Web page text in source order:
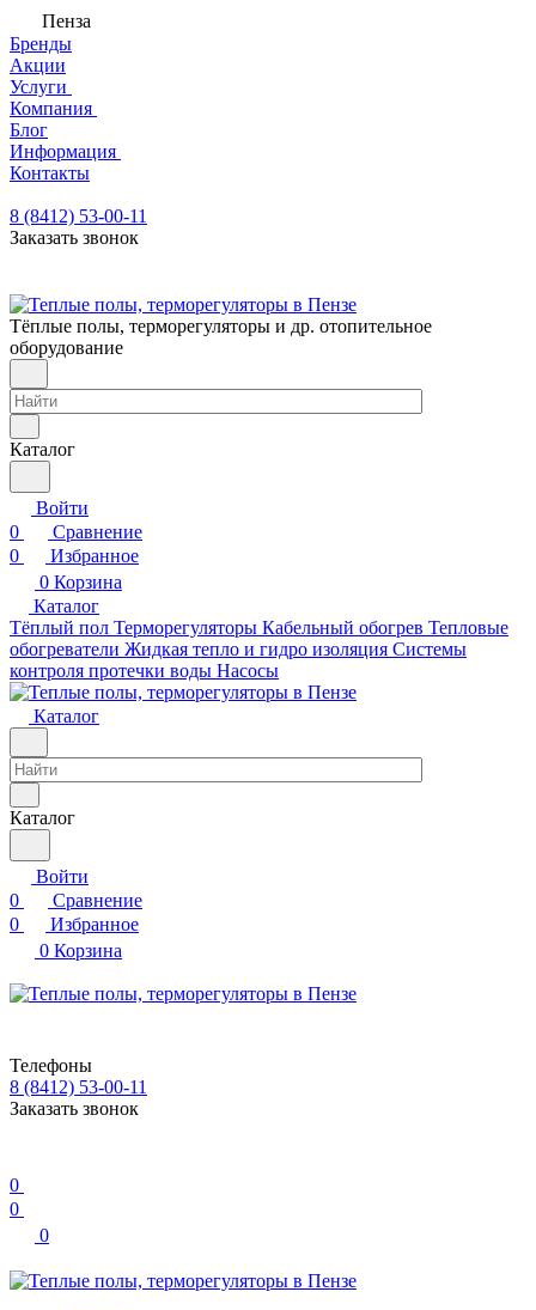
Пенза
Бренды
Акции
Услуги
Компания
Блог
Информация
Контакты
8 (8412) 53-00-11
Заказать звонок
Тёплые полы, терморегуляторы и др. отопительное
оборудование
Каталог
Войти
0
Сравнение
0
Избранное
0 Корзина
Каталог
Тёплый пол Терморегуляторы Кабельный обогрев Тепловые
обогреватели Жидкая тепло и гидро изоляция Системы
контроля протечки воды Насосы
Каталог
Каталог
Войти
0
Сравнение
0
Избранное
0 Корзина
Телефоны
8 (8412) 53-00-11
Заказать звонок
0
0
0